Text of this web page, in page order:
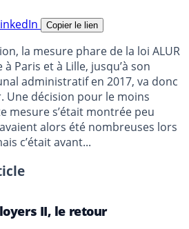
Copier le lien
la mesure phare de la loi ALUR
Paris et à Lille, jusqu’à son
administratif en 2017, va donc
Une décision pour le moins
mesure s’était montrée peu
alors été nombreuses lors
c’était avant...
II, le retour